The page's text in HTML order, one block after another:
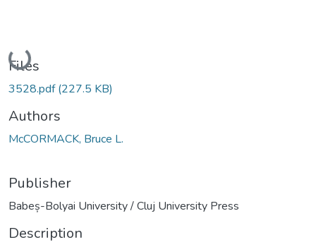
Loading...
Files
3528.pdf(227.5 KB)
Authors
McCORMACK, Bruce L.
Publisher
Babeș-Bolyai University / Cluj University Press
Description